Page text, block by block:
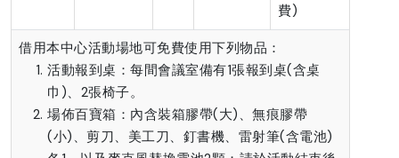
費)
借用本中心活動場地可免費使用下列物品：
活動報到桌：每間會議室備有1張報到桌(含桌
巾)、2張椅子。
場佈百寶箱：內含裝箱膠帶(大)、無痕膠帶
(小)、剪刀、美工刀、釘書機、雷射筆(含電池)